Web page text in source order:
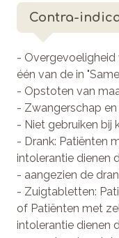
Contra-
-
één van de in
- Opstoten van
- Zwangerschap
- Niet gebruiken bij
- Drank: Patiënten
intolerantie dienen
- aangezien de
- Zuigtabletten:
of Patiënten met
intolerantie dienen